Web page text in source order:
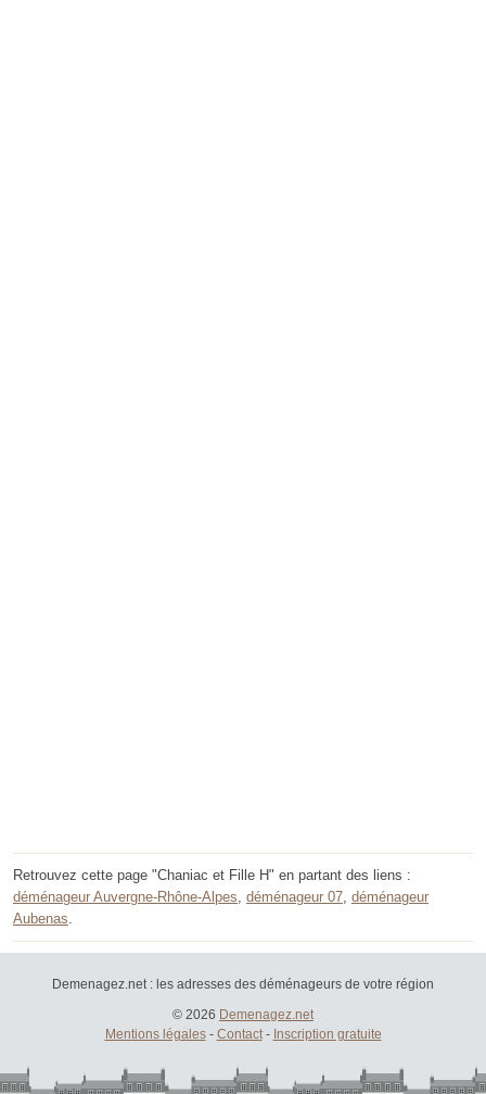
Retrouvez cette page "Chaniac et Fille H" en partant des liens :
déménageur Auvergne-Rhône-Alpes, déménageur 07, déménageur
Aubenas.
Demenagez.net : les adresses des déménageurs de votre région
© 2026 Demenagez.net
Mentions légales- Contact- Inscription gratuite